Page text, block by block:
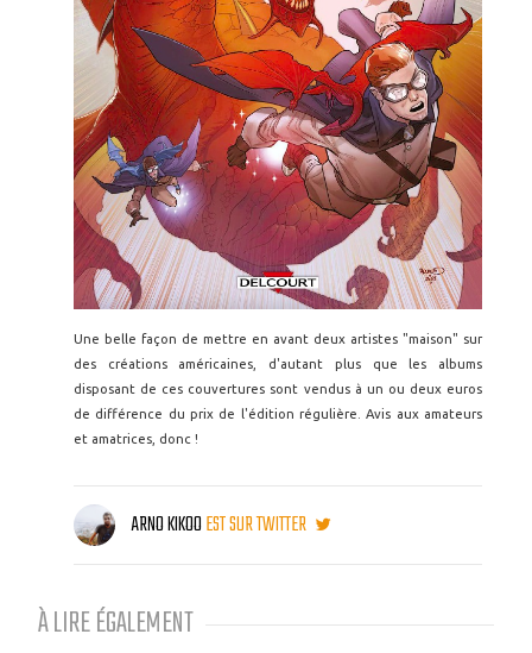
Une belle façon de mettre en avant deux artistes "maison" sur
des créations américaines, d'autant plus que les albums
disposant de ces couvertures sont vendus à un ou deux euros
de différence du prix de l'édition régulière. Avis aux amateurs
et amatrices, donc !
ARNO KIKOOEST SUR TWITTER
À LIRE ÉGALEMENT